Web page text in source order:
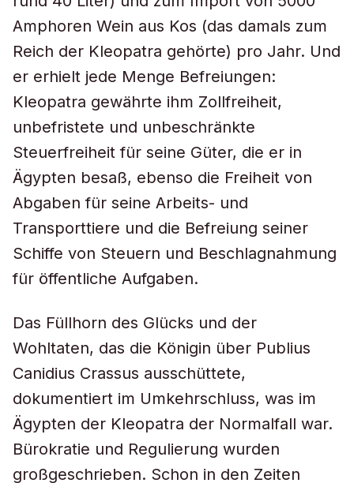
Amphoren Wein aus Kos (das damals zum
Reich der Kleopatra gehörte) pro Jahr. Und
er erhielt jede Menge Befreiungen:
Kleopatra gewährte ihm Zollfreiheit,
unbefristete und unbeschränkte
Steuerfreiheit für seine Güter, die er in
Ägypten besaß, ebenso die Freiheit von
Abgaben für seine Arbeits- und
Transporttiere und die Befreiung seiner
Schiffe von Steuern und Beschlagnahmung
für öffentliche Aufgaben.
Das Füllhorn des Glücks und der
Wohltaten, das die Königin über Publius
Canidius Crassus ausschüttete,
dokumentiert im Umkehrschluss, was im
Ägypten der Kleopatra der Normalfall war.
Bürokratie und Regulierung wurden
großgeschrieben. Schon in den Zeiten